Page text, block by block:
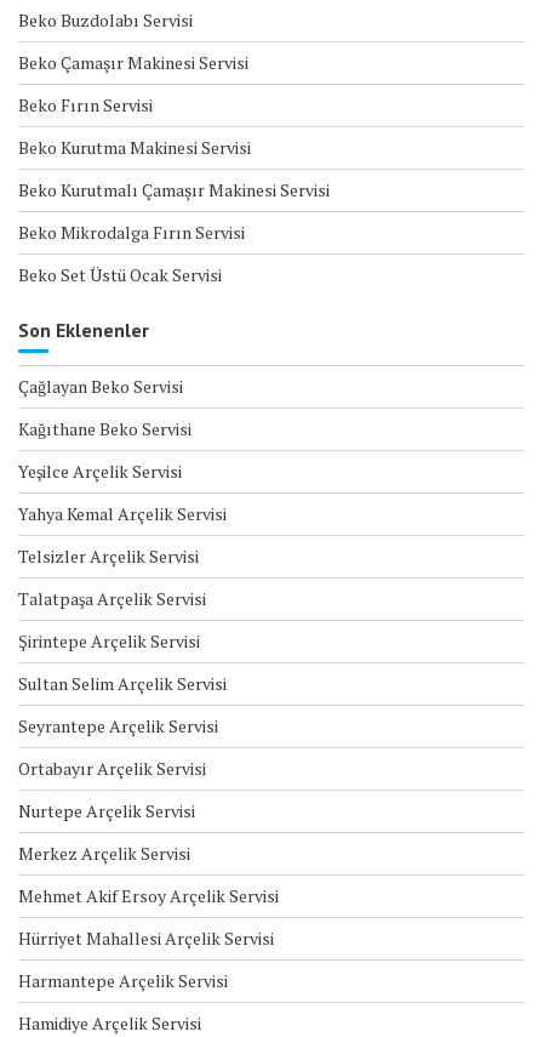
Beko Buzdolabı Servisi
Beko Çamaşır Makinesi Servisi
Beko Fırın Servisi
Beko Kurutma Makinesi Servisi
Beko Kurutmalı Çamaşır Makinesi Servisi
Beko Mikrodalga Fırın Servisi
Beko Set Üstü Ocak Servisi
Son Eklenenler
Çağlayan Beko Servisi
Kağıthane Beko Servisi
Yeşilce Arçelik Servisi
Yahya Kemal Arçelik Servisi
Telsizler Arçelik Servisi
Talatpaşa Arçelik Servisi
Şirintepe Arçelik Servisi
Sultan Selim Arçelik Servisi
Seyrantepe Arçelik Servisi
Ortabayır Arçelik Servisi
Nurtepe Arçelik Servisi
Merkez Arçelik Servisi
Mehmet Akif Ersoy Arçelik Servisi
Hürriyet Mahallesi Arçelik Servisi
Harmantepe Arçelik Servisi
Hamidiye Arçelik Servisi